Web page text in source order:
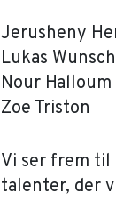
Jerusheny
Lukas Wunsch
Nour Halloum
Zoe Triston
Vi ser frem til
talenter, der